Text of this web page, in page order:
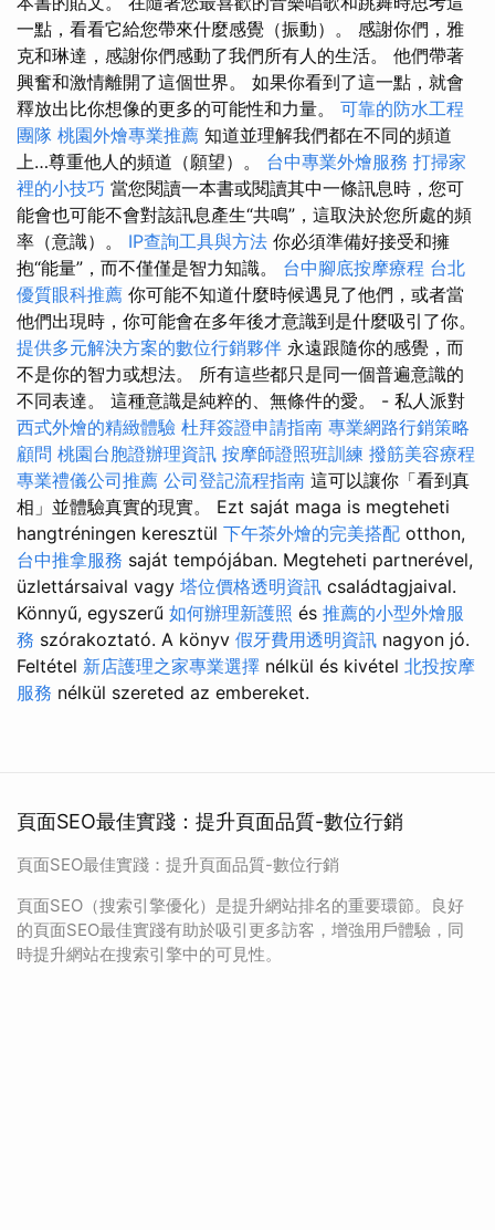
一點，看看它給您帶來什麼感覺（振動）。 感謝你們，雅
克和琳達，感謝你們感動了我們所有人的生活。 他們帶著
興奮和激情離開了這個世界。 如果你看到了這一點，就會
釋放出比你想像的更多的可能性和力量。 可靠的防水工程
團隊 桃園外燴專業推薦 知道並理解我們都在不同的頻道
上…尊重他人的頻道（願望）。 台中專業外燴服務 打掃家
裡的小技巧 當您閱讀一本書或閱讀其中一條訊息時，您可
能會也可能不會對該訊息產生“共鳴”，這取決於您所處的頻
率（意識）。 IP查詢工具與方法 你必須準備好接受和擁
抱“能量”，而不僅僅是智力知識。 台中腳底按摩療程 台北
優質眼科推薦 你可能不知道什麼時候遇見了他們，或者當
他們出現時，你可能會在多年後才意識到是什麼吸引了你。
提供多元解決方案的數位行銷夥伴 永遠跟隨你的感覺，而
不是你的智力或想法。 所有這些都只是同一個普遍意識的
不同表達。 這種意識是純粹的、無條件的愛。 - 私人派對
西式外燴的精緻體驗 杜拜簽證申請指南 專業網路行銷策略
顧問 桃園台胞證辦理資訊 按摩師證照班訓練 撥筋美容療程
專業禮儀公司推薦 公司登記流程指南 這可以讓你「看到真
相」並體驗真實的現實。 Ezt saját maga is megteheti
hangtréningen keresztül 下午茶外燴的完美搭配 otthon,
台中推拿服務 saját tempójában. Megteheti partnerével,
üzlettársaival vagy 塔位價格透明資訊 családtagjaival.
Könnyű, egyszerű 如何辦理新護照 és 推薦的小型外燴服
務 szórakoztató. A könyv 假牙費用透明資訊 nagyon jó.
Feltétel 新店護理之家專業選擇 nélkül és kivétel 北投按摩
服務 nélkül szereted az embereket.
頁面SEO最佳實踐：提升頁面品質-數位行銷
頁面SEO最佳實踐：提升頁面品質-數位行銷
頁面SEO（搜索引擎優化）是提升網站排名的重要環節。良好
的頁面SEO最佳實踐有助於吸引更多訪客，增強用戶體驗，同
時提升網站在搜索引擎中的可見性。